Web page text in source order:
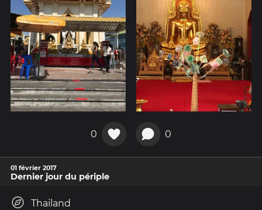
0 0
01 février 2017
Dernier jour du périple
Thailand